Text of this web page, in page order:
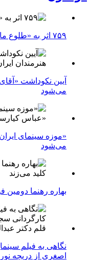
۷۵۹ اثر به «طلوع ماه» رسید
آیین نکوداشت
می‌شود
«موزه سینمای
می‌شود
بهاره رهنما دومین
نگاهی به فیلم
اصغری از دریچه